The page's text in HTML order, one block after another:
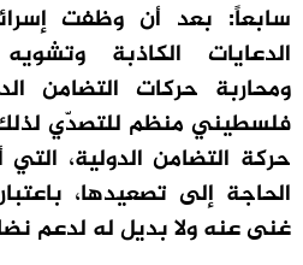
سابعاً: بعد أن وظفت
الدعايات الكاذبة
ومحاربة حركات التضامن
فلسطيني منظم للتصدّي
حركة التضامن الدولية،
الحاجة إلى تصعيدها،
غنى عنه ولا بديل له لدعم